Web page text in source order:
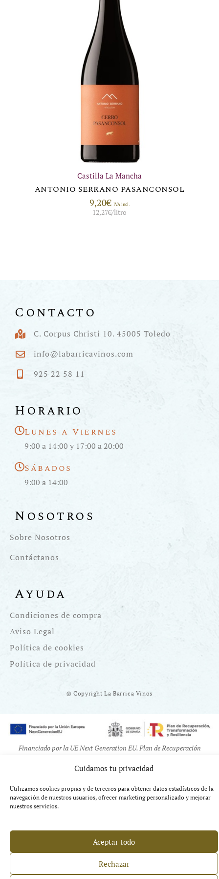
Cuidamos tu privacidad
Utilizamos cookies propias y de terceros para obtener datos estadísticos de la
navegación de nuestros usuarios, ofrecer marketing personalizado y mejorar
nuestros servicios.
Aceptar todo
Rechazar
Castilla La Mancha
ANTONIO SERRANO PASANCONSOL
9,20€ IVA incl.
12,27€/litro
Contacto
C. Corpus Christi 10. 45005 Toledo
info@labarricavinos.com
925 22 58 11
Horario
Lunes a Viernes
9:00 a 14:00 y 17:00 a 20:00
Sábados
9:00 a 14:00
Nosotros
Sobre Nosotros
Contáctanos
Ayuda
Condiciones de compra
Aviso Legal
Política de cookies
Política de privacidad
© Copyright La Barrica Vinos
Financiado por la UE Next Generation EU. Plan de Recuperación